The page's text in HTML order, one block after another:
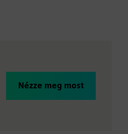
Nézze meg most